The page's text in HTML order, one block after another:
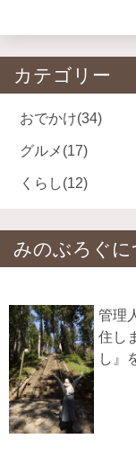
カテゴリー
おでかけ(34)
グルメ (17)
くらし(12)
みのぶろぐに
管理
住し
し』